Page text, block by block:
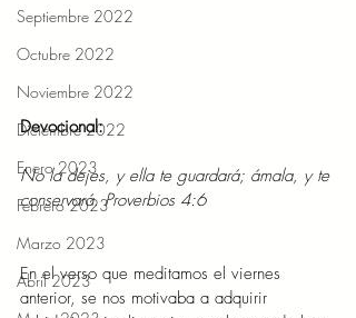
Septiembre 2022
Octubre 2022
Noviembre 2022
Diciembre 2022
Enero 2023
Febrero 2023
Marzo 2023
Abril 2023
Devocional:
No la dejes, y ella te guardará; ámala, y te
conservará. Proverbios 4:6
En el verso que meditamos el viernes
anterior, se nos motivaba a adquirir